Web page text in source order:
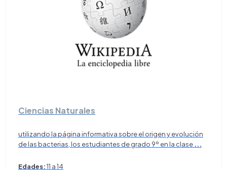
Ciencias Naturales
utilizando la página informativa sobre el origen y evolución
de las bacterias, los estudiantes de grado 9º en la clase ...
Edades:11 a 14